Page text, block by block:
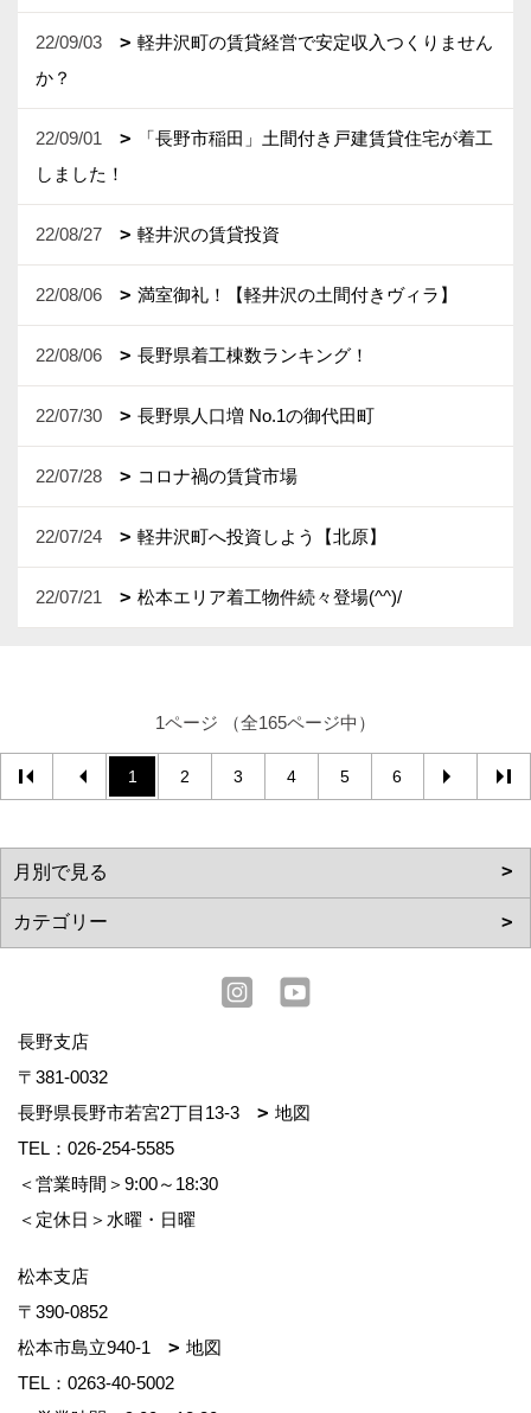
22/09/03
軽井沢町の賃貸経営で安定収入つくりません
か？
22/09/01
「長野市稲田」土間付き戸建賃貸住宅が着工
しました！
22/08/27 軽井沢の賃貸投資
22/08/06 満室御礼！【軽井沢の土間付きヴィラ】
22/08/06 長野県着工棟数ランキング！
22/07/30 長野県人口増 No.1の御代田町
22/07/28 コロナ禍の賃貸市場
22/07/24 軽井沢町へ投資しよう【北原】
22/07/21 松本エリア着工物件続々登場(^^)/
1ページ （全165ページ中）
1 2 3 4 5 6
長野支店
〒381-0032
長野県長野市若宮2丁目13-3
地図
TEL： 026-254-5585
＜営業時間＞9:00～18:30
＜定休日＞水曜・日曜
松本支店
〒390-0852
松本市島立940-1
地図
TEL： 0263-40-5002